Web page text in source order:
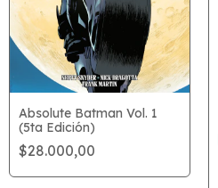
Absolute Batman Vol. 1
(5ta Edición)
$28.000,00